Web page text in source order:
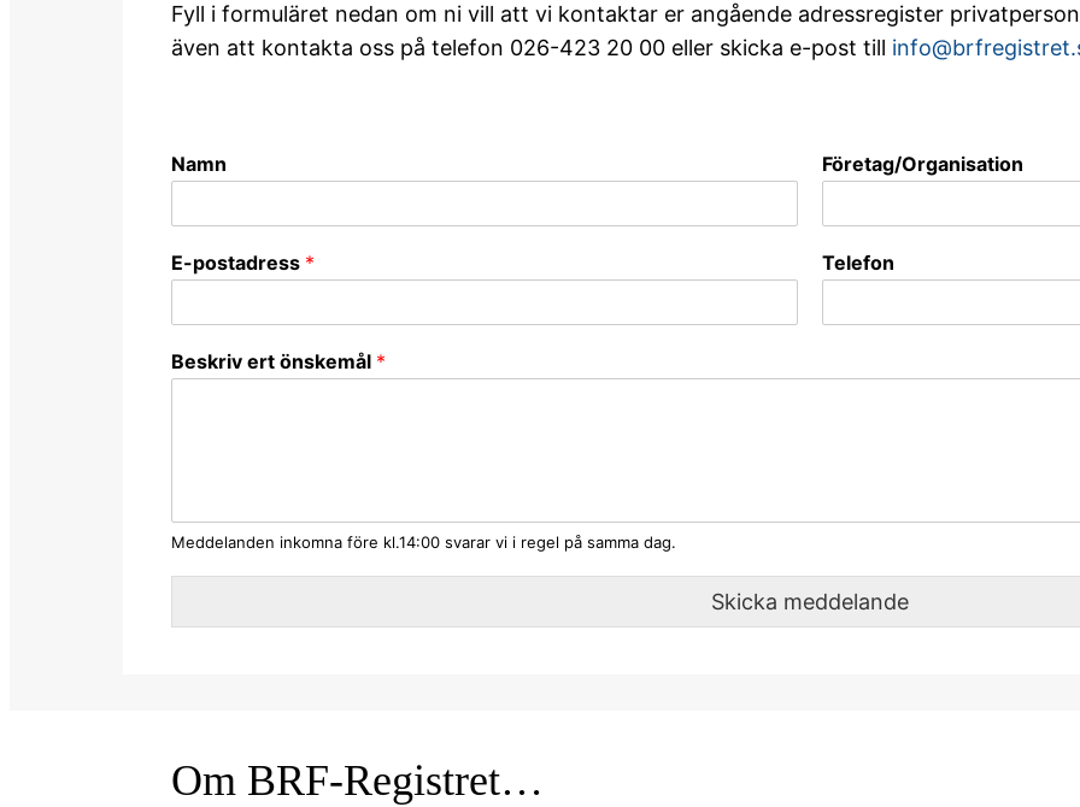
Fyll i formuläret nedan om ni vill att vi kontaktar er angående adressregister
även att kontakta oss på telefon 026-423 20 00 eller skicka e-post till
Namn Företag/Organisation
E-postadress * Telefon
Beskriv ert önskemål *
Meddelanden inkomna före kl.14:00 svarar vi i regel på samma dag.
Skicka meddelande
Om BRF-Registret…